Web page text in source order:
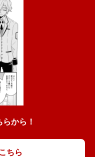
から！
ちら